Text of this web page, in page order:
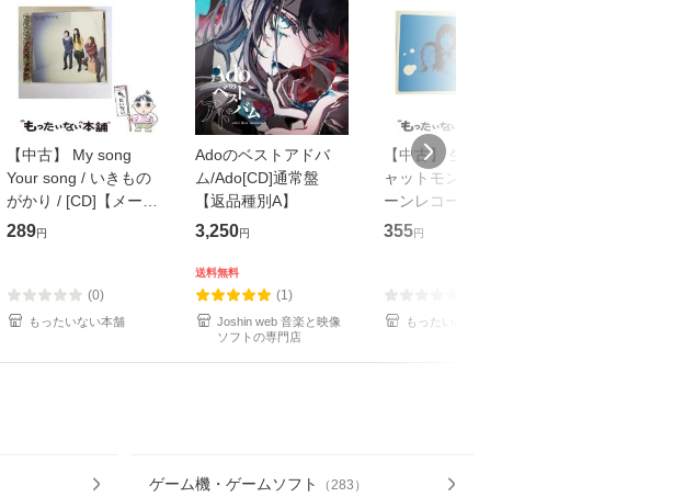
【中古】 My song
Your song / いきもの
がかり / [CD]【メール
便送料無料】
289円
(0)
もったいない本舗
Adoのベストアドバ
ム/Ado[CD]通常盤
【返品種別A】
3,250円
送料無料
(1)
Joshin web 音楽と映像
ソフトの専門店
【中古】 生命力 / チ
ャットモンチー / キュ
ーンレコード [CD]
【メール便送料無料】
355円
もったいない本舗
ゲーム機・ゲームソフト （ 283 ）